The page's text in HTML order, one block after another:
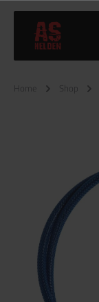
Home Shop